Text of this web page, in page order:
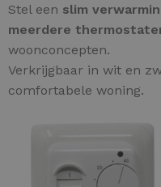
Stel een slim
meerdere
woonconcepten.
Verkrijgbaar in wit en
comfortabele woning.